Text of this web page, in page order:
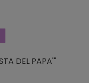
DEL PAPA'"